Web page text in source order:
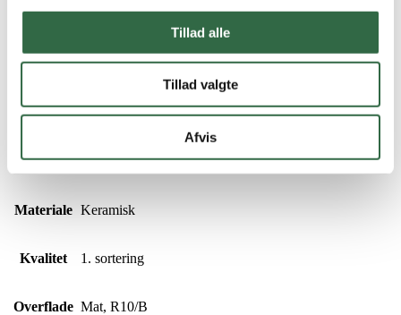
Tillad alle
Tillad valgte
Afvis
Størrelse 7,5×60 cm
Tykkelse 9,5 mm
Farve Hvid
Materiale Keramisk
Kvalitet 1. sortering
Overflade Mat, R10/B